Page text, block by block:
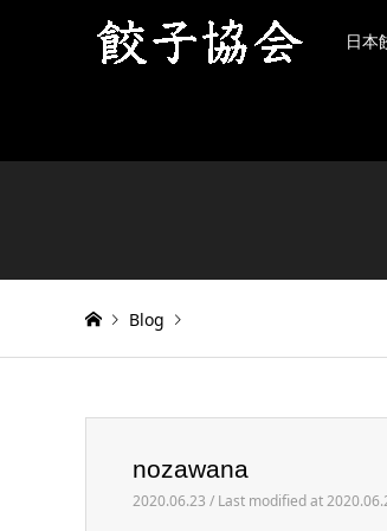
日本
Blog
nozawananozawana
2020.06.23 / Last modified at